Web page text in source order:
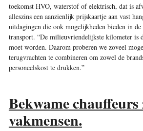
toekomst HVO, waterstof of elektrisch, dat is
alleszins een aanzienlijk prijskaartje aan vast
uitdagingen die ook mogelijkheden bieden in
transport. “De milieuvriendelijkste kilometer is
moet worden. Daarom proberen we zoveel
terugvrachten te combineren om zowel de
personeelskost te drukken.”
Bekwame
vakmensen.